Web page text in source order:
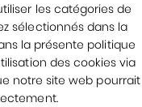
les catégories de
sélectionnés dans la
la présente politique
des cookies via
notre site web pourrait